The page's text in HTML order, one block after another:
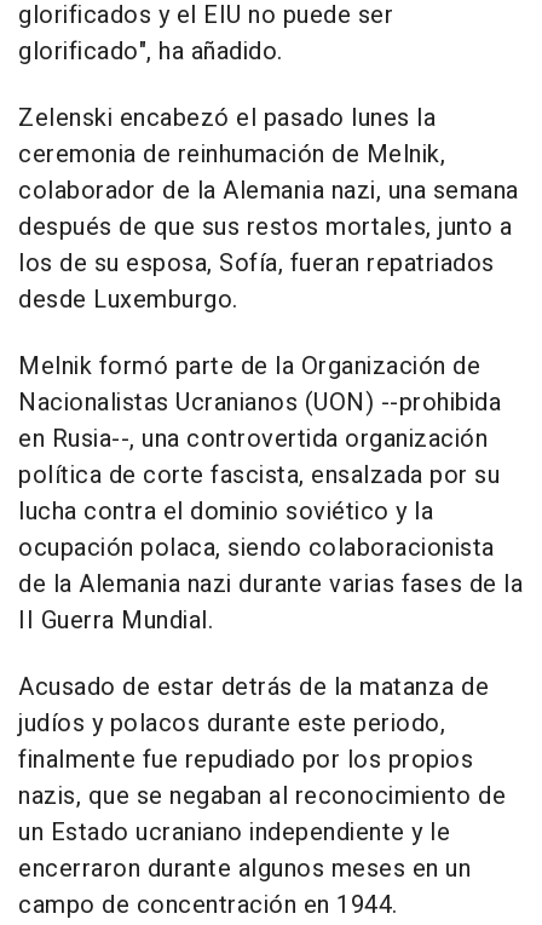
glorificados y el EIU no puede ser
glorificado", ha añadido.
Zelenski encabezó el pasado lunes la
ceremonia de reinhumación de Melnik,
colaborador de la Alemania nazi, una semana
después de que sus restos mortales, junto a
los de su esposa, Sofía, fueran repatriados
desde Luxemburgo.
Melnik formó parte de la Organización de
Nacionalistas Ucranianos (UON) --prohibida
en Rusia--, una controvertida organización
política de corte fascista, ensalzada por su
lucha contra el dominio soviético y la
ocupación polaca, siendo colaboracionista
de la Alemania nazi durante varias fases de la
II Guerra Mundial.
Acusado de estar detrás de la matanza de
judíos y polacos durante este periodo,
finalmente fue repudiado por los propios
nazis, que se negaban al reconocimiento de
un Estado ucraniano independiente y le
encerraron durante algunos meses en un
campo de concentración en 1944.